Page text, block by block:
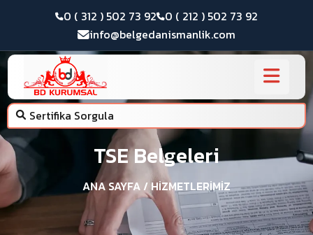
0 ( 312 ) 502 73 92 0 ( 212 ) 502 73 92
info@belgedanismanlik.com
Sertifika Sorgula
TSE Belgeleri
ANA SAYFA / HIZMETLERIMIZ